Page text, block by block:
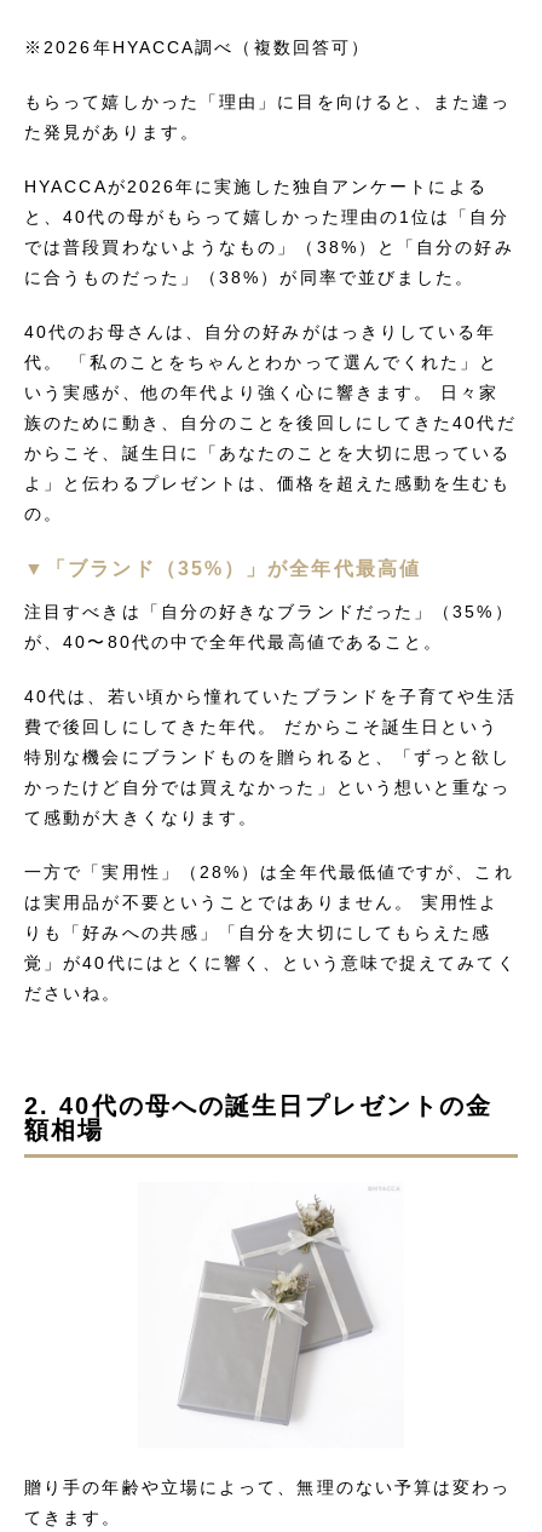
※2026年HYACCA調べ（複数回答可）
もらって嬉しかった「理由」に目を向けると、また違っ
た発見があります。
HYACCAが2026年に実施した独自アンケートによる
と、40代の母がもらって嬉しかった理由の1位は「自分
では普段買わないようなもの」（38%）と「自分の好み
に合うものだった」（38%）が同率で並びました。
40代のお母さんは、自分の好みがはっきりしている年
代。 「私のことをちゃんとわかって選んでくれた」と
いう実感が、他の年代より強く心に響きます。 日々家
族のために動き、自分のことを後回しにしてきた40代だ
からこそ、誕生日に「あなたのことを大切に思っている
よ」と伝わるプレゼントは、価格を超えた感動を生むも
の。
▼「ブランド（35%）」が全年代最高値
注目すべきは「自分の好きなブランドだった」（35%）
が、40〜80代の中で全年代最高値であること。
40代は、若い頃から憧れていたブランドを子育てや生活
費で後回しにしてきた年代。 だからこそ誕生日という
特別な機会にブランドものを贈られると、「ずっと欲し
かったけど自分では買えなかった」という想いと重なっ
て感動が大きくなります。
一方で「実用性」（28%）は全年代最低値ですが、これ
は実用品が不要ということではありません。 実用性よ
りも「好みへの共感」「自分を大切にしてもらえた感
覚」が40代にはとくに響く、という意味で捉えてみてく
ださいね。
2. 40代の母への誕生日プレゼントの金
額相場
贈り手の年齢や立場によって、無理のない予算は変わっ
てきます。